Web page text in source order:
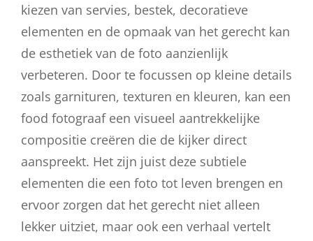
kiezen van servies, bestek, decoratieve
elementen en de opmaak van het gerecht kan
de esthetiek van de foto aanzienlijk
verbeteren. Door te focussen op kleine details
zoals garnituren, texturen en kleuren, kan een
food fotograaf een visueel aantrekkelijke
compositie creëren die de kijker direct
aanspreekt. Het zijn juist deze subtiele
elementen die een foto tot leven brengen en
ervoor zorgen dat het gerecht niet alleen
lekker uitziet, maar ook een verhaal vertelt